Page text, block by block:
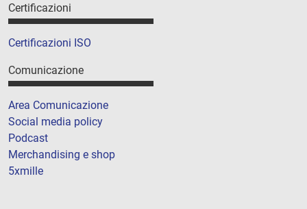
Certificazioni
Certificazioni ISO
Comunicazione
Area Comunicazione
Social media policy
Podcast
Merchandising e shop
5xmille